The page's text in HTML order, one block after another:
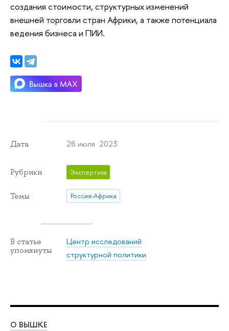
создания стоимости, структурных изменений
внешней торговли стран Африки, а также потенциала
ведения бизнеса и ПИИ.
Дата 28 июля 2023
Рубрики Экспертиза
Темы Россия-Африка
В статье
упомянуты
Центр исследований
структурной политики
О ВЫШКЕ